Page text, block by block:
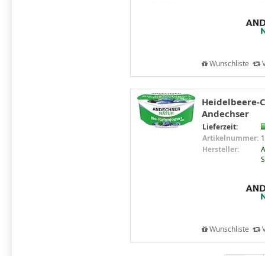
Wunschliste
Heidelbeere-
Andechser
Lieferzeit:
Artikelnummer:
Hersteller:
Wunschliste